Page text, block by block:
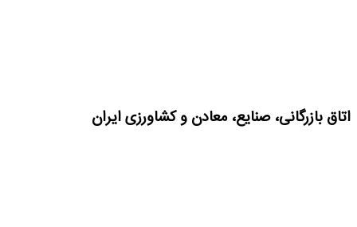
اتاق بازرگانی، صنایع، معادن و کشاورزی ایران